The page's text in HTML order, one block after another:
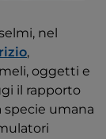
nel
,
oggetti e
il rapporto
umana